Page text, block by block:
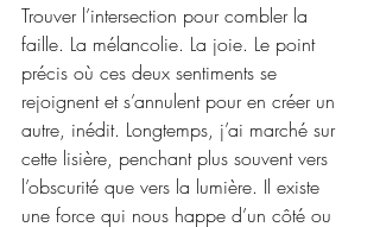
Trouver l’intersection pour combler la
faille. La mélancolie. La joie. Le point
précis où ces deux sentiments se
rejoignent et s’annulent pour en créer un
autre, inédit. Longtemps, j’ai marché sur
cette lisière, penchant plus souvent vers
l’obscurité que vers la lumière. Il existe
une force qui nous happe d’un côté ou